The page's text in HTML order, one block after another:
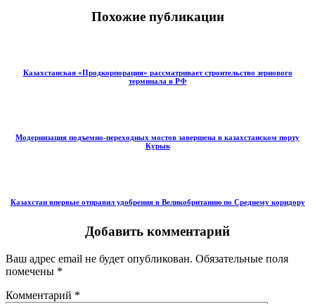
Похожие публикации
Казахстанская «Продкорпорация» рассматривает строительство зернового
терминала в РФ
Модернизация подъемно-переходных мостов завершена в казахстанском порту
Курык
Казахстан впервые отправил удобрения в Великобританию по Среднему коридору
Добавить комментарий
Ваш адрес email не будет опубликован. Обязательные поля
помечены *
Комментарий *